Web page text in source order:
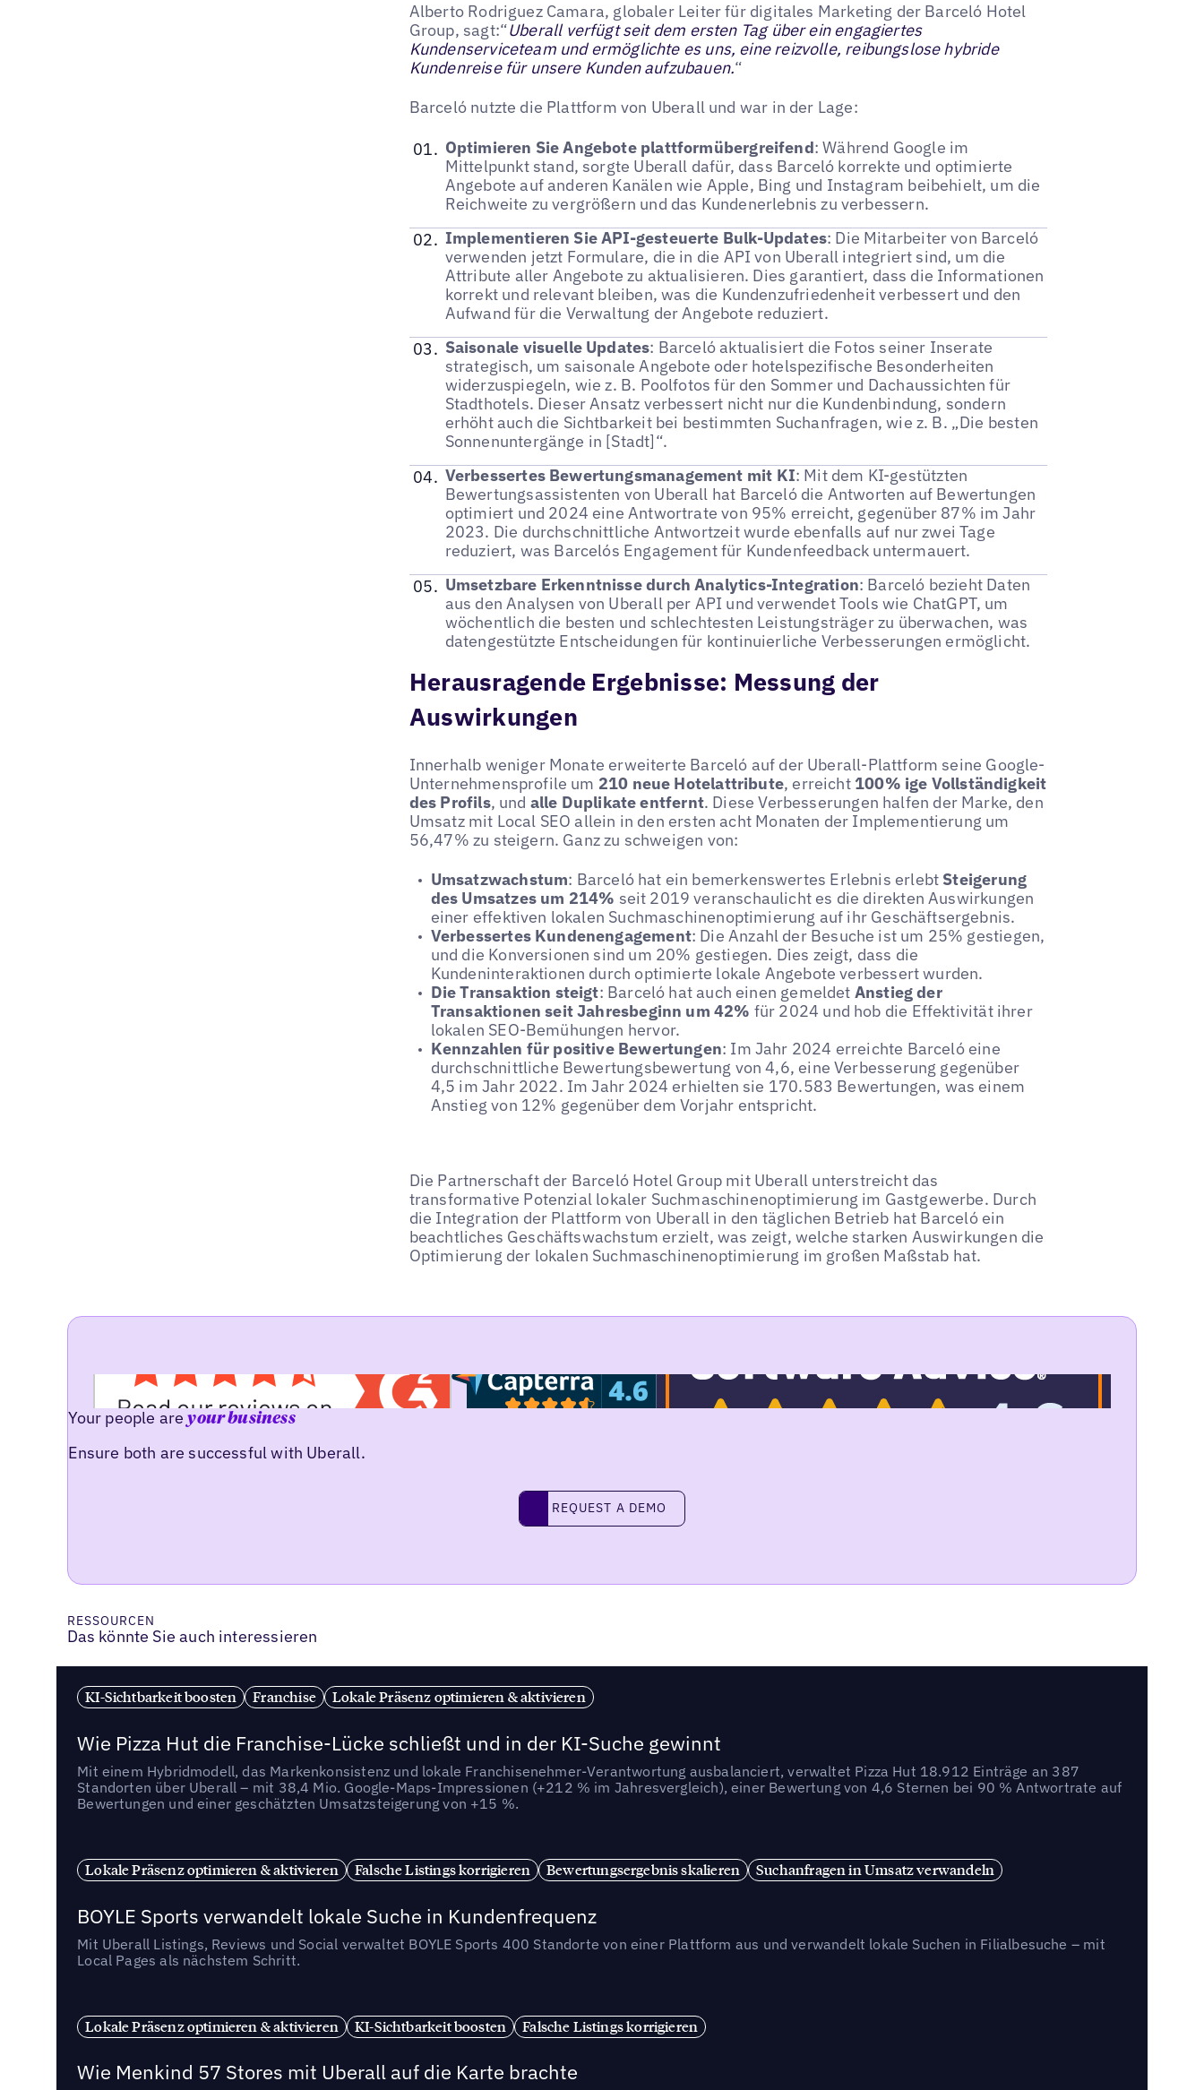
Alberto Rodriguez Camara, globaler Leiter für digitales Marketing der Barceló Hotel
Group, sagt:“Uberall verfügt seit dem ersten Tag über ein engagiertes
Kundenserviceteam und ermöglichte es uns, eine reizvolle, reibungslose hybride
Kundenreise für unsere Kunden aufzubauen.“
Barceló nutzte die Plattform von Uberall und war in der Lage:
Optimieren Sie Angebote plattformübergreifend: Während Google im
Mittelpunkt stand, sorgte Uberall dafür, dass Barceló korrekte und optimierte
Angebote auf anderen Kanälen wie Apple, Bing und Instagram beibehielt, um die
Reichweite zu vergrößern und das Kundenerlebnis zu verbessern.
Implementieren Sie API-gesteuerte Bulk-Updates: Die Mitarbeiter von Barceló
verwenden jetzt Formulare, die in die API von Uberall integriert sind, um die
Attribute aller Angebote zu aktualisieren. Dies garantiert, dass die Informationen
korrekt und relevant bleiben, was die Kundenzufriedenheit verbessert und den
Aufwand für die Verwaltung der Angebote reduziert.
Saisonale visuelle Updates: Barceló aktualisiert die Fotos seiner Inserate
strategisch, um saisonale Angebote oder hotelspezifische Besonderheiten
widerzuspiegeln, wie z. B. Poolfotos für den Sommer und Dachaussichten für
Stadthotels. Dieser Ansatz verbessert nicht nur die Kundenbindung, sondern
erhöht auch die Sichtbarkeit bei bestimmten Suchanfragen, wie z. B. „Die besten
Sonnenuntergänge in [Stadt]“.
Verbessertes Bewertungsmanagement mit KI: Mit dem KI-gestützten
Bewertungsassistenten von Uberall hat Barceló die Antworten auf Bewertungen
optimiert und 2024 eine Antwortrate von 95% erreicht, gegenüber 87% im Jahr
2023. Die durchschnittliche Antwortzeit wurde ebenfalls auf nur zwei Tage
reduziert, was Barcelós Engagement für Kundenfeedback untermauert.
Umsetzbare Erkenntnisse durch Analytics-Integration: Barceló bezieht Daten
aus den Analysen von Uberall per API und verwendet Tools wie ChatGPT, um
wöchentlich die besten und schlechtesten Leistungsträger zu überwachen, was
datengestützte Entscheidungen für kontinuierliche Verbesserungen ermöglicht.
Herausragende Ergebnisse: Messung der
Auswirkungen
Innerhalb weniger Monate erweiterte Barceló auf der Uberall-Plattform seine Google-
Unternehmensprofile um 210 neue Hotelattribute, erreicht 100% ige Vollständigkeit
des Profils, und alle Duplikate entfernt. Diese Verbesserungen halfen der Marke, den
Umsatz mit Local SEO allein in den ersten acht Monaten der Implementierung um
56,47% zu steigern. Ganz zu schweigen von:
Umsatzwachstum: Barceló hat ein bemerkenswertes Erlebnis erlebt Steigerung
des Umsatzes um 214% seit 2019 veranschaulicht es die direkten Auswirkungen
einer effektiven lokalen Suchmaschinenoptimierung auf ihr Geschäftsergebnis.
Verbessertes Kundenengagement: Die Anzahl der Besuche ist um 25% gestiegen,
und die Konversionen sind um 20% gestiegen. Dies zeigt, dass die
Kundeninteraktionen durch optimierte lokale Angebote verbessert wurden.
Die Transaktion steigt: Barceló hat auch einen gemeldet Anstieg der
Transaktionen seit Jahresbeginn um 42% für 2024 und hob die Effektivität ihrer
lokalen SEO-Bemühungen hervor.
Kennzahlen für positive Bewertungen: Im Jahr 2024 erreichte Barceló eine
durchschnittliche Bewertungsbewertung von 4,6, eine Verbesserung gegenüber
4,5 im Jahr 2022. Im Jahr 2024 erhielten sie 170.583 Bewertungen, was einem
Anstieg von 12% gegenüber dem Vorjahr entspricht.
Die Partnerschaft der Barceló Hotel Group mit Uberall unterstreicht das
transformative Potenzial lokaler Suchmaschinenoptimierung im Gastgewerbe. Durch
die Integration der Plattform von Uberall in den täglichen Betrieb hat Barceló ein
beachtliches Geschäftswachstum erzielt, was zeigt, welche starken Auswirkungen die
Optimierung der lokalen Suchmaschinenoptimierung im großen Maßstab hat.
Your people areyour business
Ensure both are successful with Uberall.
request a demo
REQUEST A DEMO
RESSOURCEN
Das könnte Sie auch interessieren
KI-Sichtbarkeit boosten Franchise Lokale Präsenz optimieren & aktivieren
Wie Pizza Hut die Franchise-Lücke schließt und in der KI-Suche gewinnt
Mit einem Hybridmodell, das Markenkonsistenz und lokale Franchisenehmer-Verantwortung ausbalanciert, verwaltet Pizza Hut 18.912 Einträge an 387
Standorten über Uberall – mit 38,4 Mio. Google-Maps-Impressionen (+212 % im Jahresvergleich), einer Bewertung von 4,6 Sternen bei 90 % Antwortrate auf
Bewertungen und einer geschätzten Umsatzsteigerung von +15 %.
Lokale Präsenz optimieren & aktivieren Falsche Listings korrigieren Bewertungsergebnis skalieren Suchanfragen in Umsatz verwandeln
BOYLE Sports verwandelt lokale Suche in Kundenfrequenz
Mit Uberall Listings, Reviews und Social verwaltet BOYLE Sports 400 Standorte von einer Plattform aus und verwandelt lokale Suchen in Filialbesuche – mit
Local Pages als nächstem Schritt.
Lokale Präsenz optimieren & aktivieren KI-Sichtbarkeit boosten Falsche Listings korrigieren
Wie Menkind 57 Stores mit Uberall auf die Karte brachte